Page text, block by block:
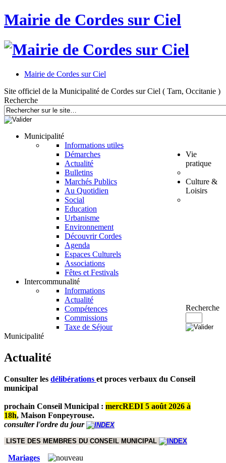
Mairie de Cordes sur Ciel
Mairie de Cordes sur Ciel
Site officiel de la Municipalité de Cordes sur Ciel ( Tarn, Occitanie )
Recherche
Municipalité
Informations utiles
Démarches
Actualité
Bulletins
Marchés Publics
Vie
pratique
Au Quotidien
Social
Education
Urbanisme
Environnement
Culture &
Loisirs
Découvrir Cordes
Agenda
Espaces Culturels
Associations
Fêtes et Festivals
Intercommunalité
Informations
Actualité
Compétences
Commissions
Taxe de Séjour
Recherche
Municipalité
Actualité
Consulter les délibérations et proces verbaux du Conseil
municipal
prochain Conseil Municipal : mercREDI 5 août 2026 à
18h, Maison Fonpeyrouse.
consulter l'ordre du jour
LISTE DES MEMBRES DU CONSEIL MUNICIPAL
Mariages